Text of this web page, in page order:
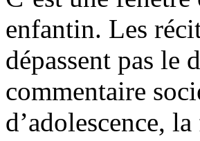
enfantin. Les
dépassent pas le
commentaire
d’adolescence,